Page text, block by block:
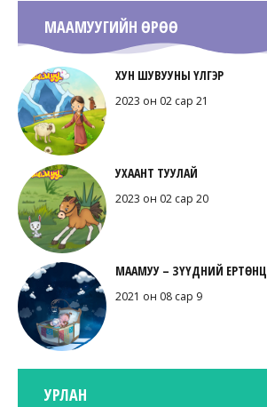
МААМУУГИЙН ӨРӨӨ
ХУН ШУВУУНЫ ҮЛГЭР
2023 он 02 сар 21
УХААНТ ТУУЛАЙ
2023 он 02 сар 20
МААМУУ – ЗҮҮДНИЙ ЕРТӨНЦ
2021 он 08 сар 9
УРЛАН